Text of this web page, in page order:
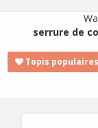
serrure de
Topis populaires